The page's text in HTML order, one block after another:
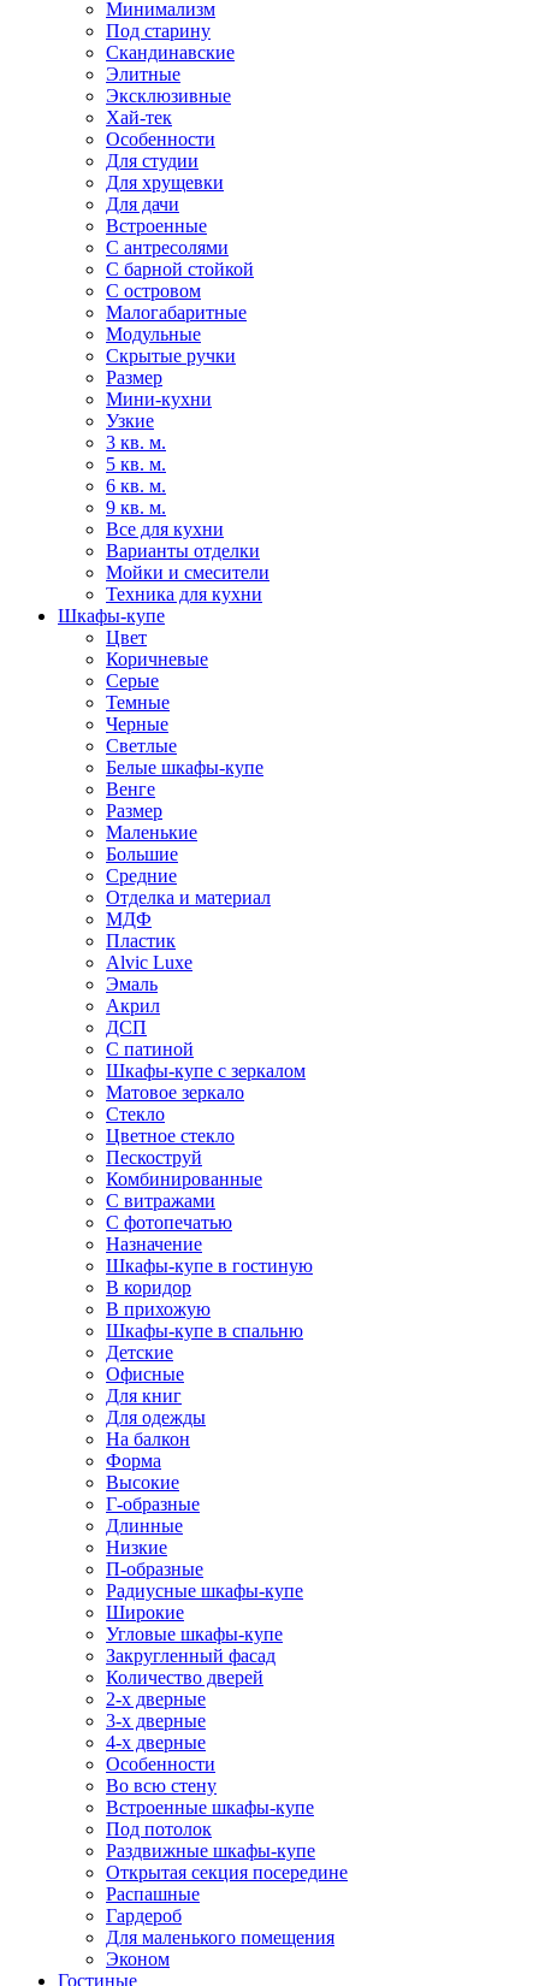
Минимализм
Под старину
Скандинавские
Элитные
Эксклюзивные
Хай-тек
Особенности
Для студии
Для хрущевки
Для дачи
Встроенные
С антресолями
С барной стойкой
С островом
Малогабаритные
Модульные
Скрытые ручки
Размер
Мини-кухни
Узкие
3 кв. м.
5 кв. м.
6 кв. м.
9 кв. м.
Все для кухни
Варианты отделки
Мойки и смесители
Техника для кухни
Шкафы-купе
Цвет
Коричневые
Серые
Темные
Черные
Светлые
Белые шкафы-купе
Венге
Размер
Маленькие
Большие
Средние
Отделка и материал
МДФ
Пластик
Alvic Luxe
Эмаль
Акрил
ДСП
С патиной
Шкафы-купе с зеркалом
Матовое зеркало
Стекло
Цветное стекло
Пескоструй
Комбинированные
С витражами
С фотопечатью
Назначение
Шкафы-купе в гостиную
В коридор
В прихожую
Шкафы-купе в спальню
Детские
Офисные
Для книг
Для одежды
На балкон
Форма
Высокие
Г-образные
Длинные
Низкие
П-образные
Радиусные шкафы-купе
Широкие
Угловые шкафы-купе
Закругленный фасад
Количество дверей
2-х дверные
3-х дверные
4-х дверные
Особенности
Во всю стену
Встроенные шкафы-купе
Под потолок
Раздвижные шкафы-купе
Открытая секция посередине
Распашные
Гардероб
Для маленького помещения
Эконом
Гостиные